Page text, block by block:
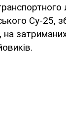
Су-25,